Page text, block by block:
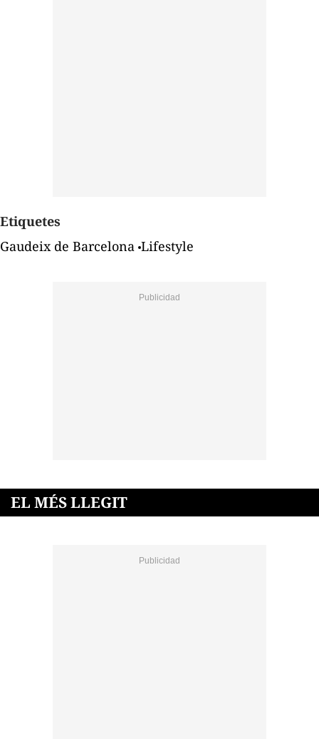
Etiquetes
Gaudeix de Barcelona Lifestyle
EL MÉS LLEGIT